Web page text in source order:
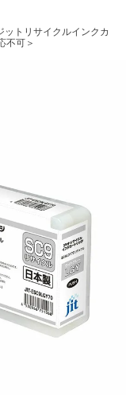
トリサイクルインクカ
不可＞